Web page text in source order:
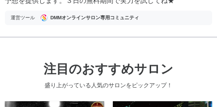
運営ツール DMMオンラインサロン専用コミュニティ
注目のおすすめサロン
盛り上がっている人気のサロンをピックアップ！